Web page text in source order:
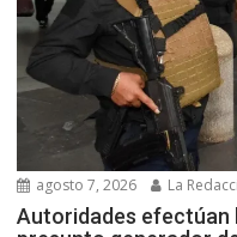
agosto 7, 2026 La
Autoridades efectúan